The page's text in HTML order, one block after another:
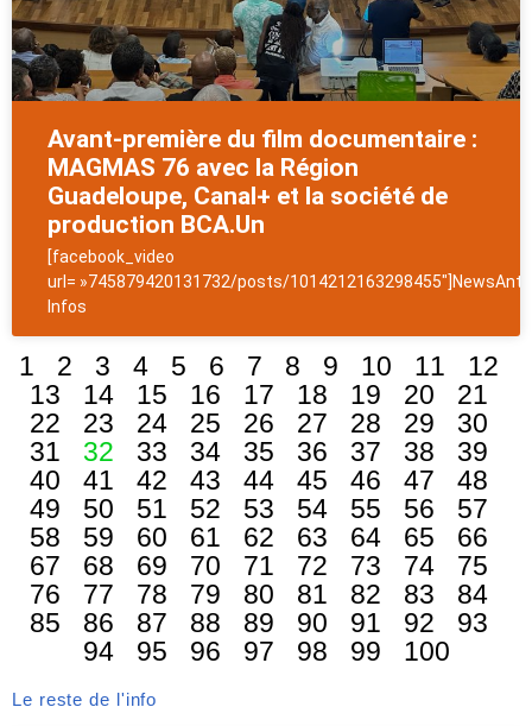
Avant-première du film documentaire :
MAGMAS 76 avec la Région
Guadeloupe, Canal+ et la société de
production BCA.Un
[facebook_video
url= »745879420131732/posts/
Infos
1 2 3 4 5 6 7 8 9 10 11
12
13
14 15 16 17 18 19 20
21
22
23 24 25 26 27 28 29
30
31
32 33 34 35 36 37 38
39
40
41 42 43 44 45 46 47
48
49
50 51 52 53 54 55 56
57
58
59 60 61 62 63 64 65
66
67
68 69 70 71 72 73 74
75
76
77 78 79 80 81 82 83
84
85
86 87 88 89 90 91 92
93
94
95 96 97 98 99 100
Le reste de l'info